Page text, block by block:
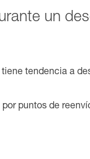
un
tendencia a
puntos de